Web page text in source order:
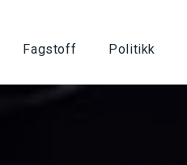
Fagstoff Politikk